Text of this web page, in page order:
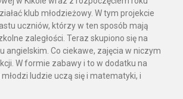
klub młodzieżowy. W tym projekcie
uczniów, którzy w ten sposób mają
zaległości. Teraz skupiono się na
angielskim. Co ciekawe, zajęcia w niczym
W formie zabawy i to w dodatku na
ludzie uczą się i matematyki, i